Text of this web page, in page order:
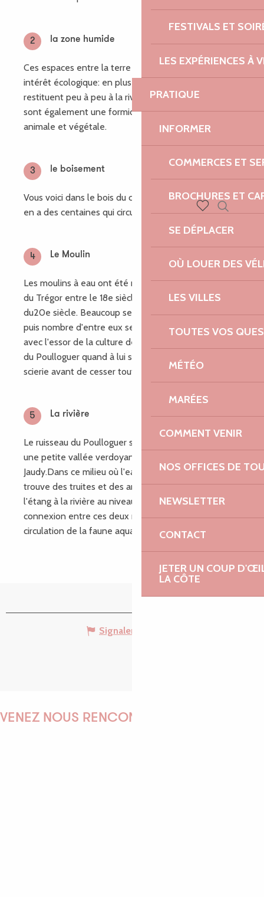
FESTIVALS ET
LES EXPÉRIENCES À
PRATIQUE
INFORMER
COMMERCES ET
BROCHURES ET
SE DÉPLACER
OÙ LOUER DES
LES VILLES
TOUTES VOS
MÉTÉO
MARÉES
COMMENT VENIR
NOS OFFICES DE
NEWSLETTER
CONTACT
JETER UN COUP
LA CÔTE
2 la zone humide
Ces espaces entre la terre et l'eau ont un très grand
intérêt écologique: en plus de filter l'eau qu'elles
restituent peu à peu à la rivière (ici à l'étang), elles
sont également une formidable réserve de vie,
animale et végétale.
3 le boisement
Vous voici dans le bois du crapeau (Coat Touseg). Il y
en a des centaines qui circulent sur le site!
4 Le Moulin
Les moulins à eau ont été nombreux sur les rivières
du Trégor entre le 18e siècle et la seconde moitiée
du20e siècle. Beaucoup servaient à moudre le grain
puis nombre d'entre eux se sont mis à teiller le lin
avec l'essor de la culture de la fleur bleu. Le Moulin
du Poulloguer quand à lui servait à alimenter une
scierie avant de cesser toute activité en 1974.
5 La rivière
Le ruisseau du Poulloguer s'écoule paisiblement dans
une petite vallée verdoyante pour aller rejoindre le
Jaudy.Dans ce milieu où l'eau est en mouvement, onn
trouve des truites et des anguilles. le passage de
l'étang à la rivière au niveau du moulin limite la
connexion entre ces deux milieux et notament la
circulation de la faune aquatique.
Signaler une erreur
VENEZ NOUS RENCONTRER !